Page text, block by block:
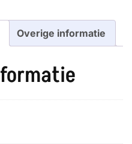
Overige informatie